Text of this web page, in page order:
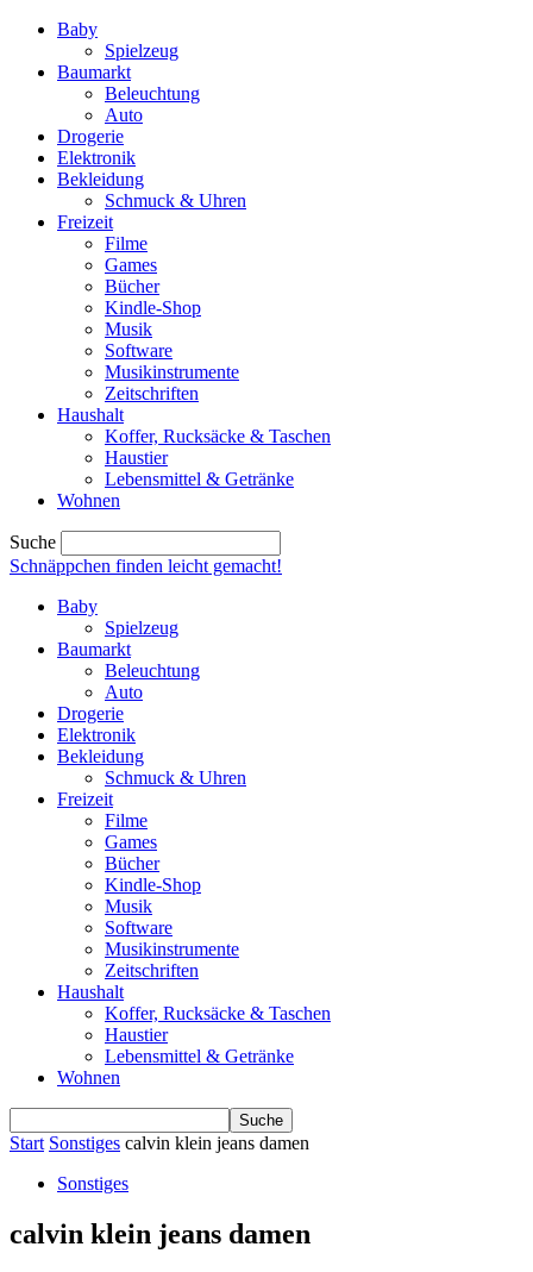
Baby
Spielzeug
Baumarkt
Beleuchtung
Auto
Drogerie
Elektronik
Bekleidung
Schmuck & Uhren
Freizeit
Filme
Games
Bücher
Kindle-Shop
Musik
Software
Musikinstrumente
Zeitschriften
Haushalt
Koffer, Rucksäcke & Taschen
Haustier
Lebensmittel & Getränke
Wohnen
Suche
Schnäppchen finden leicht gemacht!
Baby
Spielzeug
Baumarkt
Beleuchtung
Auto
Drogerie
Elektronik
Bekleidung
Schmuck & Uhren
Freizeit
Filme
Games
Bücher
Kindle-Shop
Musik
Software
Musikinstrumente
Zeitschriften
Haushalt
Koffer, Rucksäcke & Taschen
Haustier
Lebensmittel & Getränke
Wohnen
Start Sonstiges calvin klein jeans damen
Sonstiges
calvin klein jeans damen